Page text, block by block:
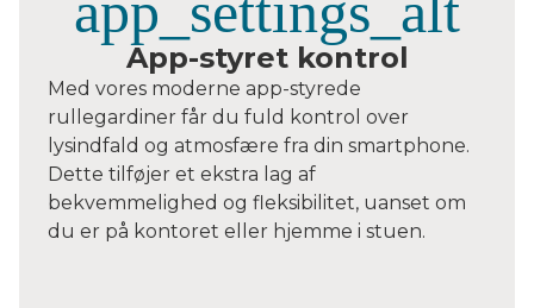
App-styret kontrol
Med vores moderne app-styrede
rullegardiner får du fuld kontrol over
lysindfald og atmosfære fra din smartphone.
Dette tilføjer et ekstra lag af
bekvemmelighed og fleksibilitet, uanset om
du er på kontoret eller hjemme i stuen.